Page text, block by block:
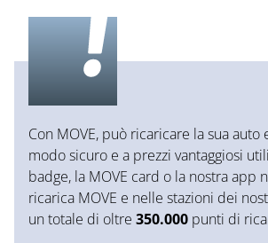
Con MOVE, può ricaricare la sua auto
modo sicuro e a prezzi vantaggiosi
badge, la MOVE card o la nostra app
ricarica MOVE e nelle stazioni dei
un totale di oltre 350.000 punti di